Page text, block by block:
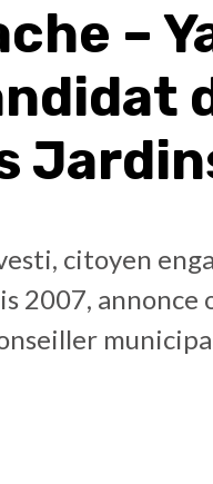
–
citoyen
2007,